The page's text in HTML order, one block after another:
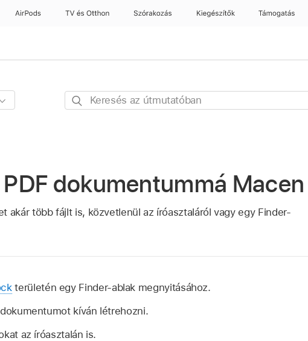
AirPods TV és Otthon Szórakozás Kiegészítők Támogatás
Keresés
dokumentummá Macen
akár több fájlt is, közvetlenül az íróasztaláról vagy egy Finder-
területén egy Finder-ablak megnyitásához.
kíván létrehozni.
az íróasztalán is.